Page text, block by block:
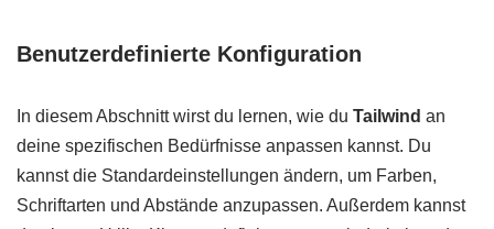
Benutzerdefinierte Konfiguration
In diesem Abschnitt wirst du lernen, wie du Tailwind an
deine spezifischen Bedürfnisse anpassen kannst. Du
kannst die Standardeinstellungen ändern, um Farben,
Schriftarten und Abstände anzupassen. Außerdem kannst